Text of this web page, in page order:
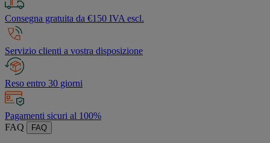
Consegna gratuita da €150 IVA escl.
Servizio clienti a vostra disposizione
Reso entro 30 giorni
Pagamenti sicuri al 100%
FAQ
FAQ